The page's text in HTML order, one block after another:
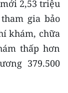
2,53 triệu
gia bảo
khám, chữa
thấp hơn
379.500